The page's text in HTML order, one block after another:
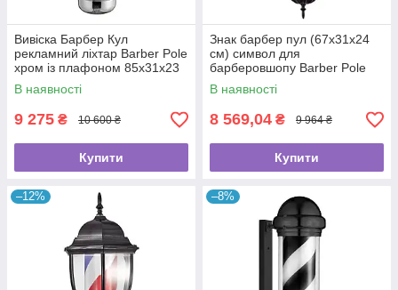
Вивіска Барбер Кул
рекламний ліхтар Barber Pole
хром із плафоном 85x31x23
см Іспанія
В наявності
9 275 ₴ 10 600 ₴
Купити
Знак барбер пул (67х31х24
см) символ для
барберовшопу Barber Pole
Іспанія знак барбершопу
В наявності
8 569,04 ₴ 9 964 ₴
Купити
–12% –8%